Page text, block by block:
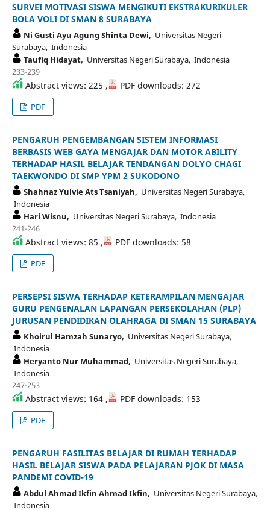
SURVEI MOTIVASI SISWA MENGIKUTI EKSTRAKURIKULER
BOLA VOLI DI SMAN 8 SURABAYA
Ni Gusti Ayu Agung Shinta Dewi, Universitas Negeri
Surabaya, Indonesia
Taufiq Hidayat, Universitas Negeri Surabaya, Indonesia
233-239
Abstract views: 225 , PDF downloads: 272
PDF
PENGARUH PENGEMBANGAN SISTEM INFORMASI
BERBASIS WEB GAYA MENGAJAR DAN MOTOR ABILITY
TERHADAP HASIL BELAJAR TENDANGAN DOLYO CHAGI
TAEKWONDO DI SMP YPM 2 SUKODONO
Shahnaz Yulvie Ats Tsaniyah, Universitas Negeri Surabaya,
Indonesia
Hari Wisnu, Universitas Negeri Surabaya, Indonesia
241-246
Abstract views: 85 , PDF downloads: 58
PDF
PERSEPSI SISWA TERHADAP KETERAMPILAN MENGAJAR
GURU PENGENALAN LAPANGAN PERSEKOLAHAN (PLP)
JURUSAN PENDIDIKAN OLAHRAGA DI SMAN 15 SURABAYA
Khoirul Hamzah Sunaryo, Universitas Negeri Surabaya,
Indonesia
Heryanto Nur Muhammad, Universitas Negeri Surabaya,
Indonesia
247-253
Abstract views: 164 , PDF downloads: 153
PDF
PENGARUH FASILITAS BELAJAR DI RUMAH TERHADAP
HASIL BELAJAR SISWA PADA PELAJARAN PJOK DI MASA
PANDEMI COVID-19
Abdul Ahmad Ikfin Ahmad Ikfin, Universitas Negeri Surabaya,
Indonesia